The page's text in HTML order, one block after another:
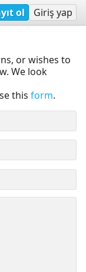
ol Giriş yap
or wishes to
We look
this form.